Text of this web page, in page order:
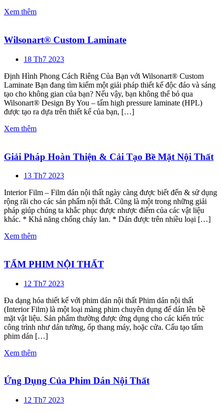
Xem thêm
Wilsonart® Custom Laminate
18 Th7 2023
Định Hình Phong Cách Riêng Của Bạn với Wilsonart® Custom
Laminate Bạn đang tìm kiếm một giải pháp thiết kế độc đáo và sáng
tạo cho không gian của bạn? Nếu vậy, bạn không thể bỏ qua
Wilsonart® Design By You – tấm high pressure laminate (HPL)
được tạo ra dựa trên thiết kế của bạn, […]
Xem thêm
Giải Pháp Hoàn Thiện & Cải Tạo Bề Mặt Nội Thất
13 Th7 2023
Interior Film – Film dán nội thất ngày càng được biết đến & sử dụng
rộng rãi cho các sản phẩm nội thất. Cũng là một trong những giải
pháp giúp chúng ta khắc phục được nhược điểm của các vật liệu
khác. * Khả năng chống cháy lan. * Dán được trên nhiều loại […]
Xem thêm
TẤM PHIM NỘI THẤT
12 Th7 2023
Đa dạng hóa thiết kế với phim dán nội thất Phim dán nội thất
(Interior Film) là một loại màng phim chuyên dụng để dán lên bề
mặt vật liệu. Sản phẩm thường được ứng dụng cho các kiến trúc
công trình như dán tường, ốp thang máy, hoặc cửa. Cấu tạo tấm
phim dán […]
Xem thêm
Ứng Dụng Của Phim Dán Nội Thất
12 Th7 2023